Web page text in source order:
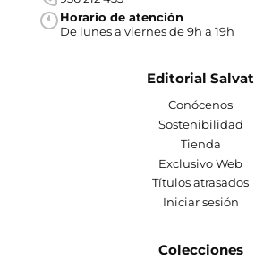
Horario de atención
De lunes a viernes de 9h a 19h
Editorial Salvat
Conócenos
Sostenibilidad
Tienda
Exclusivo Web
Títulos atrasados
Iniciar sesión
Colecciones